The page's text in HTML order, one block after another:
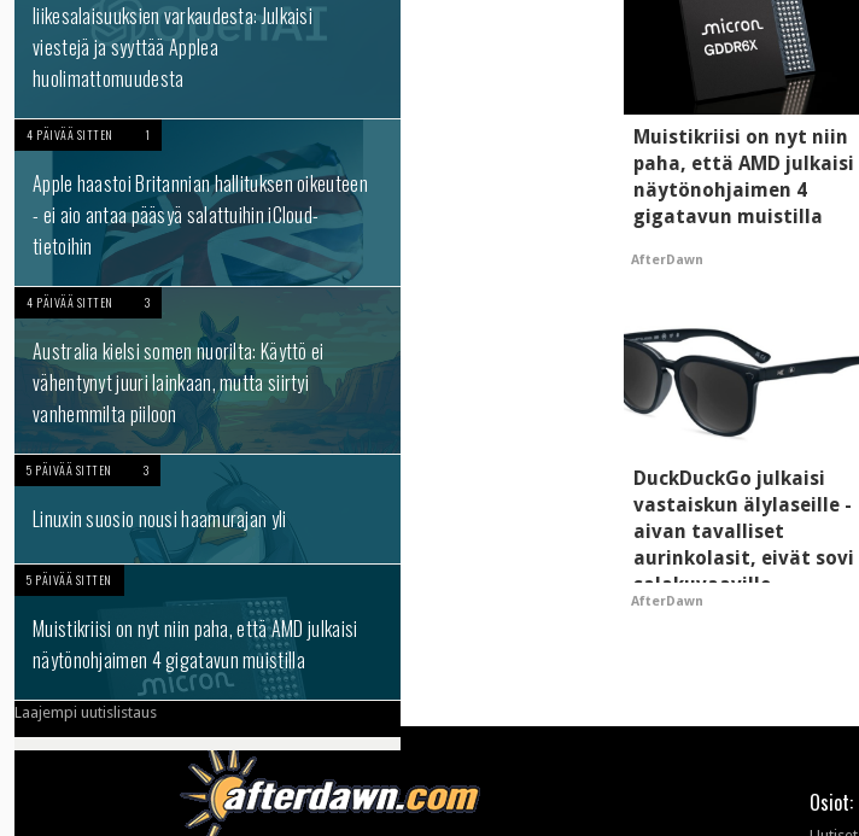
liikesalaisuuksien varkaudesta: Julkaisi
viestejä ja syyttää Applea
huolimattomuudesta
4 PÄIVÄÄ SITTEN 1
Apple haastoi Britannian hallituksen oikeuteen
- ei aio antaa pääsyä salattuihin iCloud-
tietoihin
4 PÄIVÄÄ SITTEN 3
Australia kielsi somen nuorilta: Käyttö ei
vähentynyt juuri lainkaan, mutta siirtyi
vanhemmilta piiloon
5 PÄIVÄÄ SITTEN 3
Linuxin suosio nousi haamurajan yli
5 PÄIVÄÄ SITTEN
Muistikriisi on nyt niin paha, että AMD julkaisi
näytönohjaimen 4 gigatavun muistilla
Laajempi uutislistaus
Muistikriisi on nyt niin
paha, että AMD julkaisi
näytönohjaimen 4
gigatavun muistilla
AfterDawn
DuckDuckGo julkaisi
vastaiskun älylaseille -
aivan tavalliset
aurinkolasit, eivät sovi
salakuvaaville
hyypiöille
AfterDawn
Osiot: